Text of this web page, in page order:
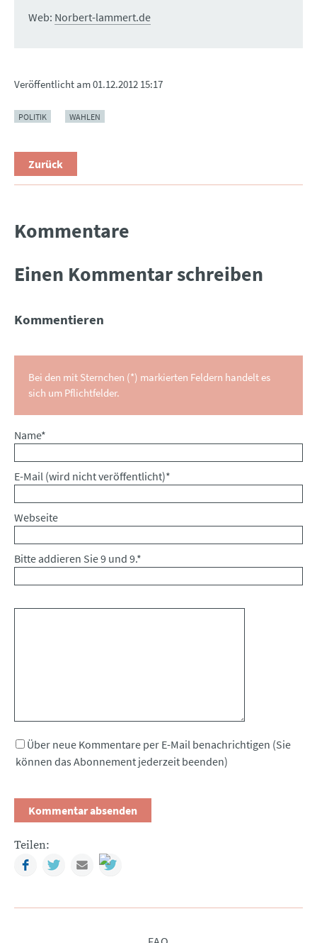
Web: Norbert-lammert.de
Veröffentlicht am01.12.2012 15:17
POLITIK WAHLEN
Zurück
Kommentare
Einen Kommentar schreiben
Kommentieren
Bei den mit Sternchen (*) markierten Feldern handelt es
sich um Pflichtfelder.
Pflichtfeld
Name*
Pflichtfeld
E-Mail (wird nicht veröffentlicht)*
Webseite
Bitte addieren Sie 9 und 9.*
Über neue Kommentare per E-Mail benachrichtigen (Sie
können das Abonnement jederzeit beenden)
Teilen:
FacebookTwitterMail